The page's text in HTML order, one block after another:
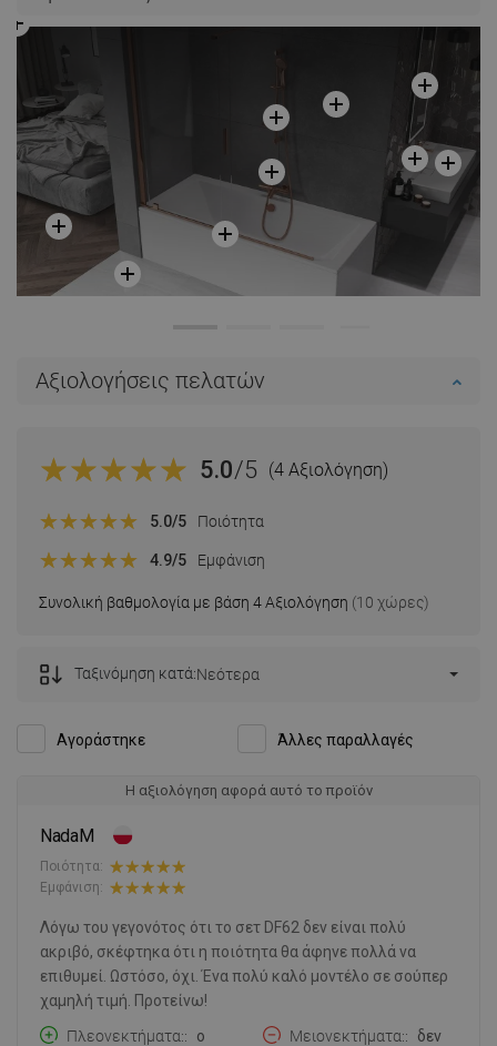
Αξιολογήσεις πελατών
5.0/5 (4 Αξιολόγηση)
Συνολική βαθμολογία με βάση 4 Αξιολόγηση (10 χώρες)
5.0/5 Ποιότητα
4.9/5 Εμφάνιση
Αγοράστηκε Άλλες παραλλαγές
Ταξινόμηση κατά:Νεότερα
Η αξιολόγηση αφορά αυτό το προϊόν
NadaM
Ποιότητα:
Εμφάνιση:
Λόγω του γεγονότος ότι το σετ DF62 δεν είναι πολύ
ακριβό, σκέφτηκα ότι η ποιότητα θα άφηνε πολλά να
επιθυμεί. Ωστόσο, όχι. Ένα πολύ καλό μοντέλο σε σούπερ
χαμηλή τιμή. Προτείνω!
Πλεονεκτήματα:
ο
Μειονεκτήματα:
δεν